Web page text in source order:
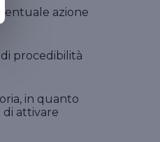
azione
procedibilità
in quanto
di attivare